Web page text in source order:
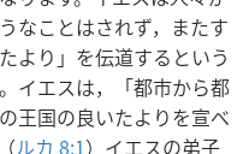
なことはされず，またす
より」を伝道するという
イエスは，「都市から都
王国の良いたよりを宣べ
ルカ 8:1）イエスの弟子